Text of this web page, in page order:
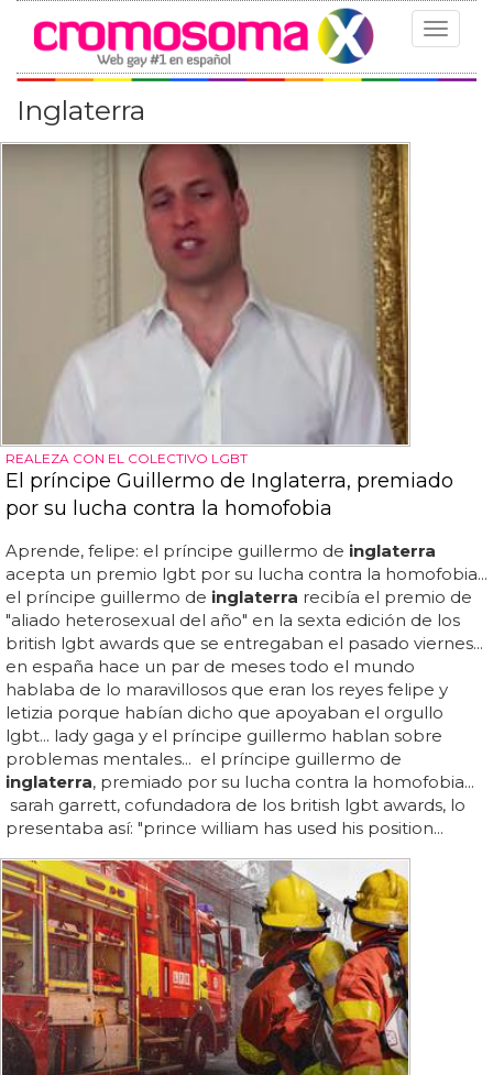
Toggle
Inglaterra
REALEZA CON EL COLECTIVO LGBT
El príncipe Guillermo de Inglaterra, premiado
por su lucha contra la homofobia
Aprende, felipe: el príncipe guillermo de inglaterra
acepta un premio lgbt por su lucha contra la homofobia...
el príncipe guillermo de inglaterra recibía el premio de
"aliado heterosexual del año" en la sexta edición de los
british lgbt awards que se entregaban el pasado viernes...
en españa hace un par de meses todo el mundo
hablaba de lo maravillosos que eran los reyes felipe y
letizia porque habían dicho que apoyaban el orgullo
lgbt... lady gaga y el príncipe guillermo hablan sobre
problemas mentales... el príncipe guillermo de
inglaterra, premiado por su lucha contra la homofobia...
sarah garrett, cofundadora de los british lgbt awards, lo
presentaba así: "prince william has used his position...